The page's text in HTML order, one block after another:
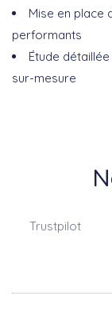
Mise en place
performants
Étude
sur-mesure
Trustpilot